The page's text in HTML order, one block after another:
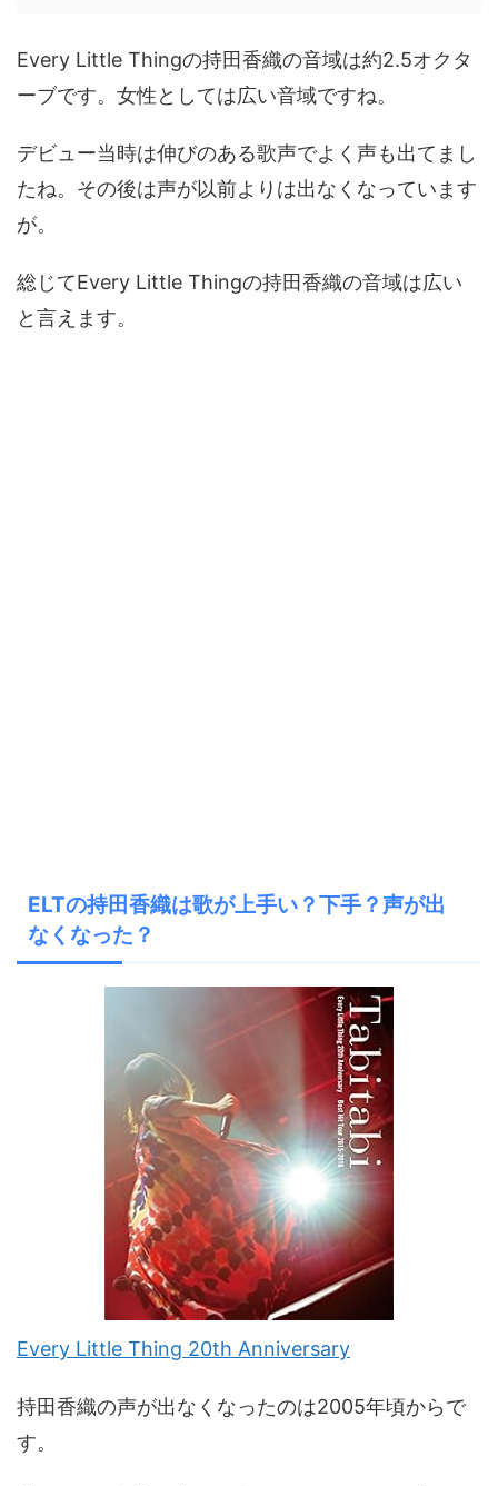
Every Little Thingの持田香織の音域は約2.5オクタ
ーブです。女性としては広い音域ですね。
デビュー当時は伸びのある歌声でよく声も出てまし
たね。その後は声が以前よりは出なくなっています
が。
総じてEvery Little Thingの持田香織の音域は広い
と言えます。
ELTの持田香織は歌が上手い？下手？声が出
なくなった？
Every Little Thing 20th Anniversary
持田香織の声が出なくなったのは2005年頃からで
す。